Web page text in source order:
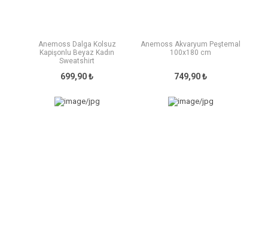
Anemoss Dalga Kolsuz
Kapişonlu Beyaz Kadın
Sweatshirt
699,90 ₺
Anemoss Akvaryum Peştemal
100x180 cm
749,90 ₺